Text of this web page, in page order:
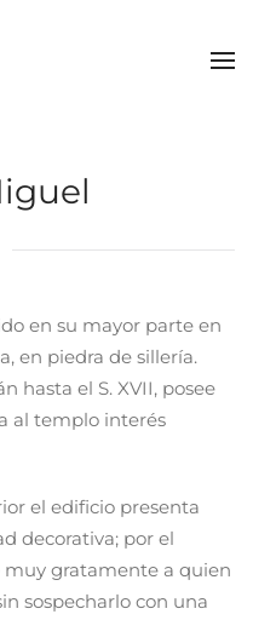
en su mayor parte en
en piedra de sillería.
hasta el S. XVII, posee
al templo interés
el edificio presenta
decorativa; por el
gratamente a quien
sospecharlo con una